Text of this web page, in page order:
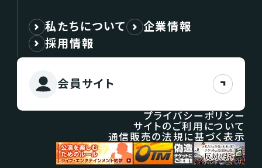
私たちについて
企業情報
採用情報
会員サイト
プライバシーポリシー
サイトのご利用について
通信販売の法規に基づく表示